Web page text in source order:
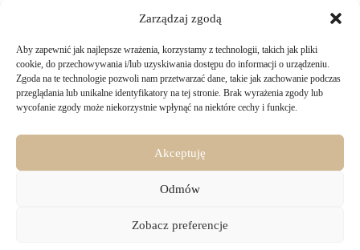
Zarządzaj zgodą
Aby zapewnić jak najlepsze wrażenia, korzystamy z technologii, takich jak pliki
cookie, do przechowywania i/lub uzyskiwania dostępu do informacji o urządzeniu.
Zgoda na te technologie pozwoli nam przetwarzać dane, takie jak zachowanie podczas
przeglądania lub unikalne identyfikatory na tej stronie. Brak wyrażenia zgody lub
wycofanie zgody może niekorzystnie wpłynąć na niektóre cechy i funkcje.
Akceptuję
Odmów
Zobacz preferencje
TWOJE ZAKUPY
Logowanie i rejestracja
Jak złożyć zamówienie
Formy płatności
14 dni na zwrot zakupów
INFORMACJE PRAWNE
Regulamin sklepu
Materiały do pobrania
KONTAKT
biuro@majru.comCopyright © 2026 - Majru